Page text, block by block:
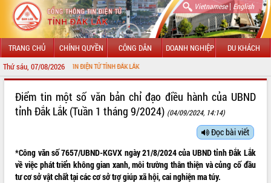
Vietnamese| English
TRANG CHỦ CHÍNH QUYỀN CÔNG DÂN DOANH NGHIỆP DU KHÁCH
Thứ sáu, 07/08/2026
THÔNG TIN ĐIỆN TỬ TỈNH ĐẮK LẮK
LÃNH ĐẠO UBND TỈNH
SỞ, BAN, NGÀNH
Điểm tin một số văn bản chỉ đạo điều hành của UBND
tỉnh Đắk Lắk (Tuần 1 tháng 9/2024) (04/09/2024, 14:14)
Đọc bài viết
*Công văn số 7657/UBND-KGVX ngày 21/8/2024 của UBND tỉnh Đắk Lắk
về việc phát triển không gian xanh, môi trường thân thiện và củng cố đầu
tư cơ sở vật chất tại các cơ sở trợ giúp xã hội, cai nghiện ma túy.